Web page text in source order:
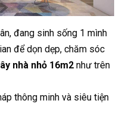
đang sinh sống 1 mình
để dọn dẹp, chăm sóc
nhà nhỏ 16m2 như trên
thông minh và siêu tiện